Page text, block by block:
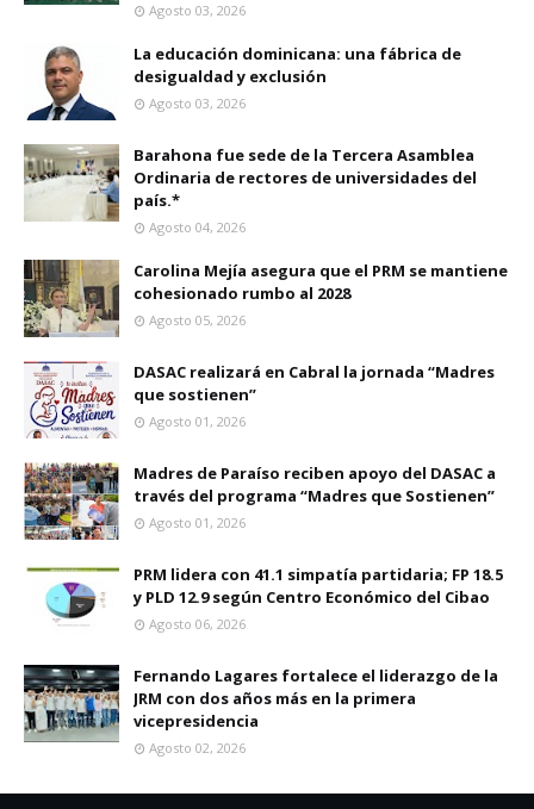
Agosto 03, 2026
La educación dominicana: una fábrica de
desigualdad y exclusión
Agosto 03, 2026
Barahona fue sede de la Tercera Asamblea
Ordinaria de rectores de universidades del
país.*
Agosto 04, 2026
Carolina Mejía asegura que el PRM se mantiene
cohesionado rumbo al 2028
Agosto 05, 2026
DASAC realizará en Cabral la jornada “Madres
que sostienen”
Agosto 01, 2026
Madres de Paraíso reciben apoyo del DASAC a
través del programa “Madres que Sostienen”
Agosto 01, 2026
PRM lidera con 41.1 simpatía partidaria; FP 18.5
y PLD 12.9 según Centro Económico del Cibao
Agosto 06, 2026
Fernando Lagares fortalece el liderazgo de la
JRM con dos años más en la primera
vicepresidencia
Agosto 02, 2026